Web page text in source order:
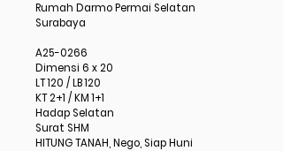
Rumah Darmo Permai Selatan
Surabaya
A25-0266
Dimensi 6 x 20
LT 120 / LB 120
KT 2+1 / KM 1+1
Hadap Selatan
Surat SHM
HITUNG TANAH, Nego, Siap Huni